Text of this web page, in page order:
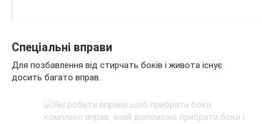
Спеціальні вправи
Для позбавлення від стирчать боків і живота існує
досить багато вправ.